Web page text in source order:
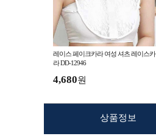
레이스 페이크카라 여성 셔츠 레이스카
라 DD-12946
4,680원
상품정보